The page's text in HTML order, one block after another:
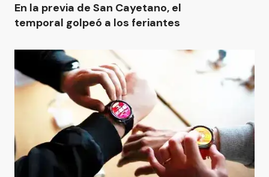
En la previa de San Cayetano, el
temporal golpeó a los feriantes